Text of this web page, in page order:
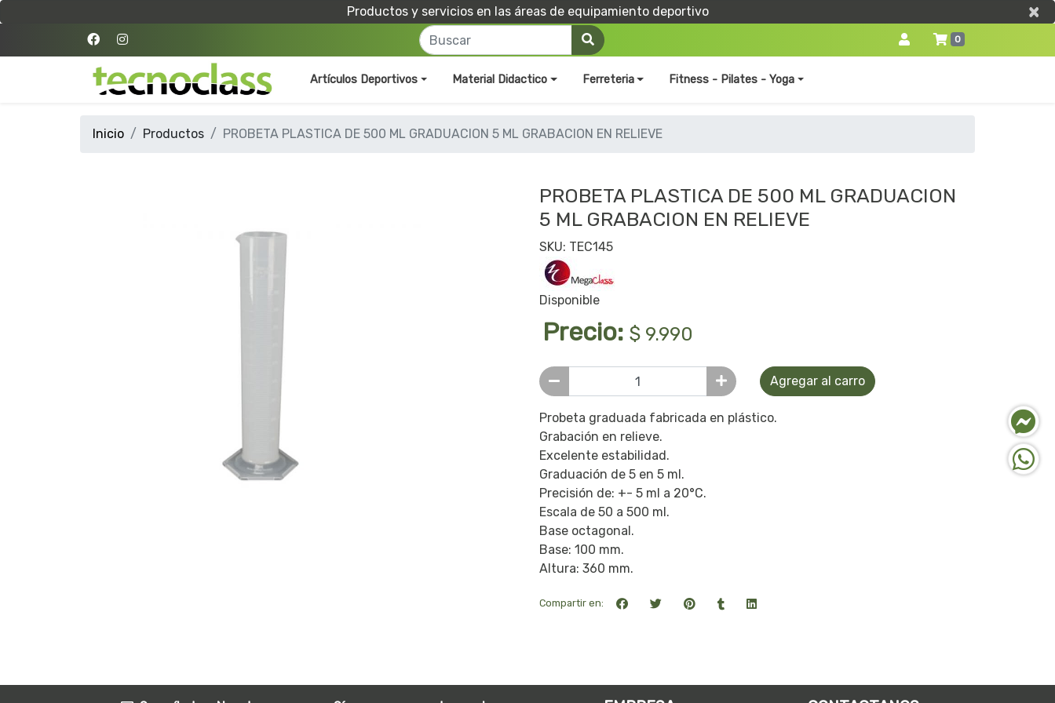
Productos y servicios en las áreas de equipamiento deportivo ×
×
0
Artículos Deportivos Material Didactico Ferreteria Fitness - Pilates - Yoga
Inicio Productos PROBETA PLASTICA DE 500 ML GRADUACION 5 ML GRABACION EN RELIEVE
PROBETA PLASTICA DE 500 ML GRADUACION
5 ML GRABACION EN RELIEVE
SKU: TEC145
Disponible
Precio: $ 9.990
Agregar al carro
Probeta graduada fabricada en plástico.
Grabación en relieve.
Excelente estabilidad.
Graduación de 5 en 5 ml.
Precisión de: +- 5 ml a 20°C.
Escala de 50 a 500 ml.
Base octagonal.
Base: 100 mm.
Altura: 360 mm.
Compartir en: